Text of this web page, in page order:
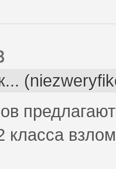
класса